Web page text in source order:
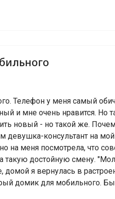
Телефон у меня самый
и мне очень нравится. Но
новый - но такой же.
девушка-консультант на
на меня посмотрела, что
такую достойную смену.
я вернулась в
домик для мобильного.